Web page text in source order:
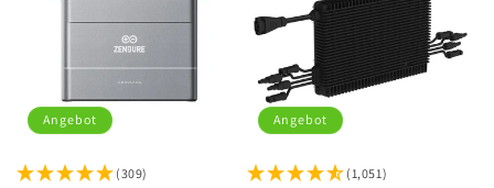
Angebot
(309)
Angebot
(1,051)